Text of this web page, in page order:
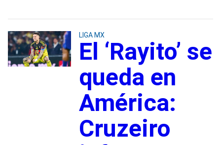
LIGA MX
El ‘Rayito’ se
queda en
América:
Cruzeiro